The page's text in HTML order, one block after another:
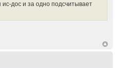
дос и за одно подсчитывает